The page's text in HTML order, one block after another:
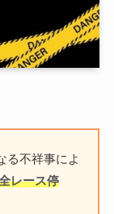
る不祥事によ
レース停